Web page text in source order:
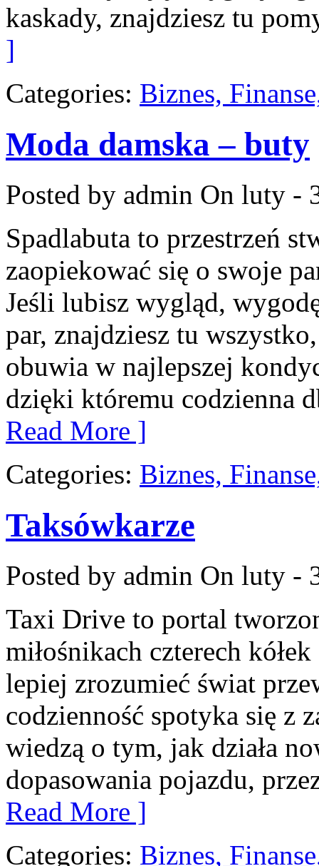
kaskady, znajdziesz tu
]
Categories: Biznes,
Moda damska – buty
Posted by admin On luty -
Spadlabuta to przestrzeń
zaopiekować się o swoje
Jeśli lubisz wygląd,
par, znajdziesz tu
obuwia w najlepszej
dzięki któremu codzienna
Read More ]
Categories: Biznes,
Taksówkarze
Posted by admin On luty -
Taxi Drive to portal
miłośnikach czterech
lepiej zrozumieć świat
codzienność spotyka się z
wiedzą o tym, jak działa
dopasowania pojazdu,
Read More ]
Categories: Biznes,